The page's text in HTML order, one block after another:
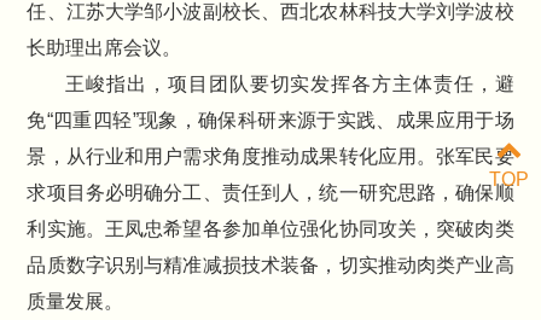
任、江苏大学邹小波副校长、西北农林科技大学刘学波校
长助理出席会议。
王峻指出，项目团队要切实发挥各方主体责任，避
免“四重四轻”现象，确保科研来源于实践、成果应用于场
景，从行业和用户需求角度推动成果转化应用。张军民要
求项目务必明确分工、责任到人，统一研究思路，确保顺
利实施。王凤忠希望各参加单位强化协同攻关，突破肉类
品质数字识别与精准减损技术装备，切实推动肉类产业高
质量发展。
TOP